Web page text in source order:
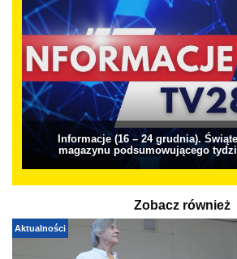
Informacje (16 – 24 grudnia).
magazynu podsumowującego
Zobacz również
Aktualności